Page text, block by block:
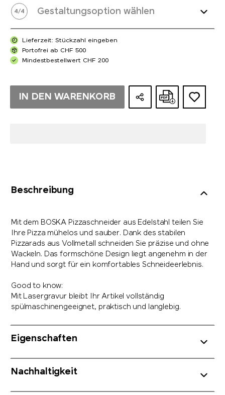
4/4 Gestaltungsoption wählen
Lieferzeit: Stückzahl eingeben
Portofrei ab CHF 500
Mindestbestellwert CHF 200
IN DEN WARENKORB
Beschreibung
Mit dem BOSKA Pizzaschneider aus Edelstahl teilen Sie
Ihre Pizza mühelos und sauber. Dank des stabilen
Pizzarads aus Vollmetall schneiden Sie präzise und ohne
Wackeln. Das formschöne Design liegt angenehm in der
Hand und sorgt für ein komfortables Schneideerlebnis.
Good to know:
Mit Lasergravur bleibt Ihr Artikel vollständig
spülmaschinengeeignet, praktisch und langlebig.
Eigenschaften
Nachhaltigkeit